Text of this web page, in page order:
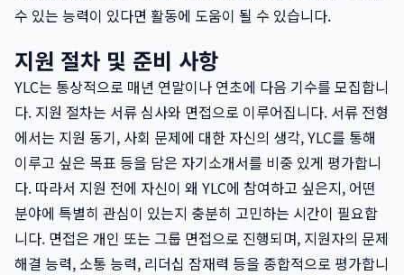
수 있는 능력이 있다면 활동에 도움이 될 수 있습니다.
지원 절차 및 준비 사항
YLC는 통상적으로 매년 연말이나 연초에 다음 기수를 모집합니
다. 지원 절차는 서류 심사와 면접으로 이루어집니다. 서류 전형
에서는 지원 동기, 사회 문제에 대한 자신의 생각, YLC를 통해
이루고 싶은 목표 등을 담은 자기소개서를 비중 있게 평가합니
다. 따라서 지원 전에 자신이 왜 YLC에 참여하고 싶은지, 어떤
분야에 특별히 관심이 있는지 충분히 고민하는 시간이 필요합
니다. 면접은 개인 또는 그룹 면접으로 진행되며, 지원자의 문제
해결 능력, 소통 능력, 리더십 잠재력 등을 종합적으로 평가합니